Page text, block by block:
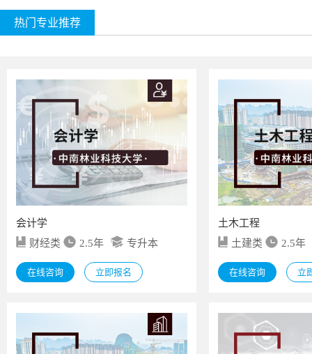
热门专业推荐
会计学
财经类
2.5年 专升本
在线咨询 立即报名
土木工程
土建类
2.5年
在线咨询 立